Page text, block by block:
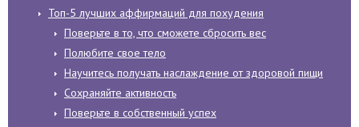
Топ-5 лучших аффирмаций для похудения
Поверьте в то, что сможете сбросить вес
Полюбите свое тело
Научитесь получать наслаждение от здоровой пищи
Сохраняйте активность
Поверьте в собственный успех